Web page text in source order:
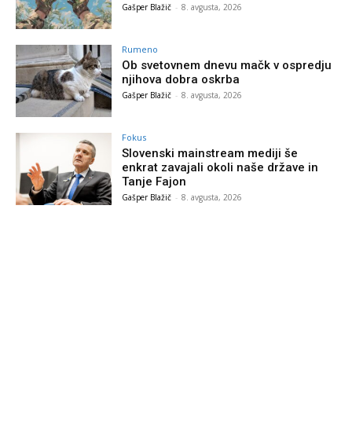
Gašper Blažič - 8. avgusta, 2026
Rumeno
Ob svetovnem dnevu mačk v ospredju
njihova dobra oskrba
Gašper Blažič - 8. avgusta, 2026
Fokus
Slovenski mainstream mediji še
enkrat zavajali okoli naše države in
Tanje Fajon
Gašper Blažič - 8. avgusta, 2026